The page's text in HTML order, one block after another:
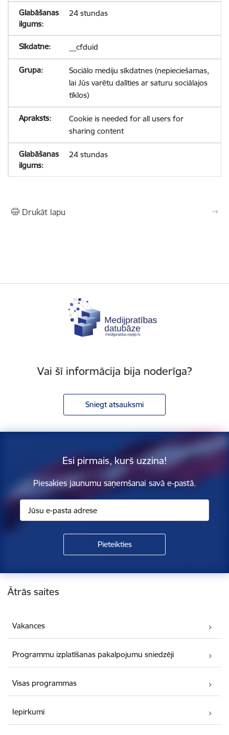
24 stundas
__cfduid
Sociālo mediju sīkdatnes (nepieciešamas,
lai Jūs varētu dalīties ar saturu sociālajos
tīklos)
Cookie is needed for all users for
sharing content
24 stundas
Drukāt lapu
Vai šī informācija bija noderīga?
Sniegt atsauksmi
Esi pirmais, kurš uzzina!
Piesakies jaunumu saņemšanai savā e-pastā.
Kājene
Ātrās saites
Vakances
Programmu izplatīšanas pakalpojumu sniedzēji
Visas programmas
Iepirkumi